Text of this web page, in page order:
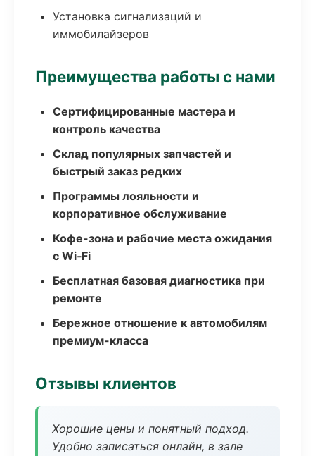
Установка сигнализаций и
иммобилайзеров
Преимущества работы с нами
Сертифицированные мастера и
контроль качества
Склад популярных запчастей и
быстрый заказ редких
Программы лояльности и
корпоративное обслуживание
Кофе-зона и рабочие места ожидания
с Wi‑Fi
Бесплатная базовая диагностика при
ремонте
Бережное отношение к автомобилям
премиум-класса
Отзывы клиентов
Хорошие цены и понятный подход.
Удобно записаться онлайн, в зале